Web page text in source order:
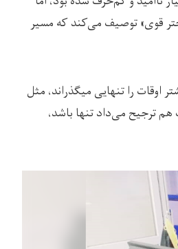
قوی» توصیف می‌کند که مسیر
را تنهایی میگذراند، مثل
ترجیح می‌داد تنها باشد‌،